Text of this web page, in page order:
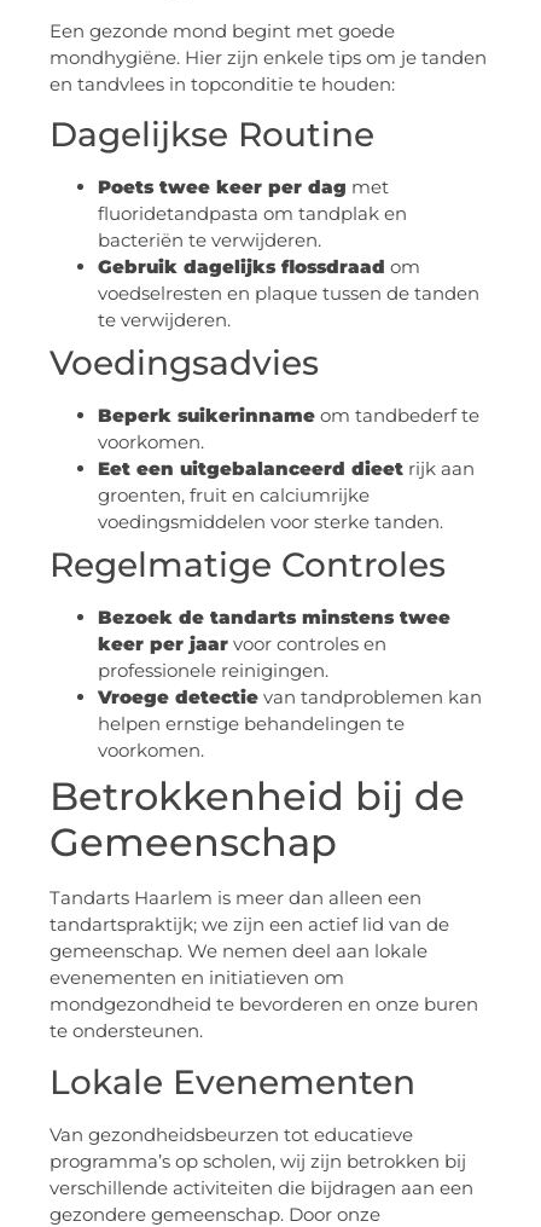
Een gezonde mond begint met goede
mondhygiëne. Hier zijn enkele tips om je tanden
en tandvlees in topconditie te houden:
Dagelijkse Routine
Poets twee keer per dag met
fluoridetandpasta om tandplak en
bacteriën te verwijderen.
Gebruik dagelijks flossdraad om
voedselresten en plaque tussen de tanden
te verwijderen.
Voedingsadvies
Beperk suikerinname om tandbederf te
voorkomen.
Eet een uitgebalanceerd dieet rijk aan
groenten, fruit en calciumrijke
voedingsmiddelen voor sterke tanden.
Regelmatige Controles
Bezoek de tandarts minstens twee
keer per jaar voor controles en
professionele reinigingen.
Vroege detectie van tandproblemen kan
helpen ernstige behandelingen te
voorkomen.
Betrokkenheid bij de
Gemeenschap
Tandarts Haarlem is meer dan alleen een
tandartspraktijk; we zijn een actief lid van de
gemeenschap. We nemen deel aan lokale
evenementen en initiatieven om
mondgezondheid te bevorderen en onze buren
te ondersteunen.
Lokale Evenementen
Van gezondheidsbeurzen tot educatieve
programma’s op scholen, wij zijn betrokken bij
verschillende activiteiten die bijdragen aan een
gezondere gemeenschap. Door onze